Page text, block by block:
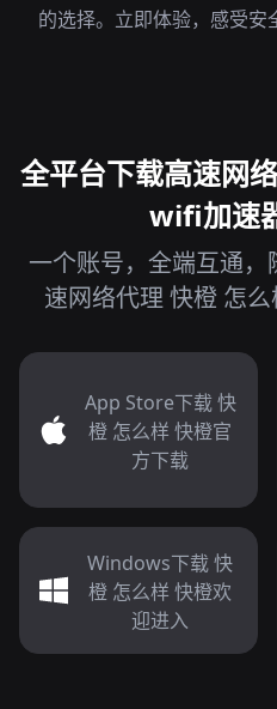
的选择。立即体验，感受安
全平台下载高速网
wifi加速
一个账号，全端互通
速网络代理 快橙 怎
App Store下载 快
橙 怎么样 快橙官
方下载
Windows下载 快
橙 怎么样 快橙欢
迎进入